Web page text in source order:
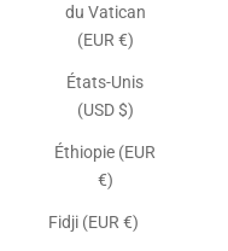
du Vatican
(EUR €)
États-Unis
(USD $)
Éthiopie (EUR
€)
Fidji (EUR €)